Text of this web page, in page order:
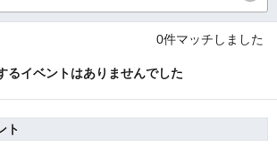
0件マッチしました
るイベントはありませんでした
ト